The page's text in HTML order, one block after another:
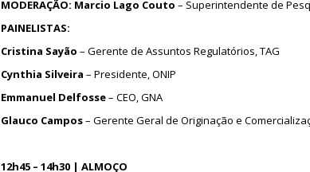
MODERAÇÃO: Marcio Lago Couto – Superintendente de
PAINELISTAS:
Cristina Sayão – Gerente de Assuntos Regulatórios, TAG
Cynthia Silveira – Presidente, ONIP
Emmanuel Delfosse– CEO, GNA
Glauco Campos– Gerente Geral de Originação e
12h45 – 14h30 | ALMOÇO